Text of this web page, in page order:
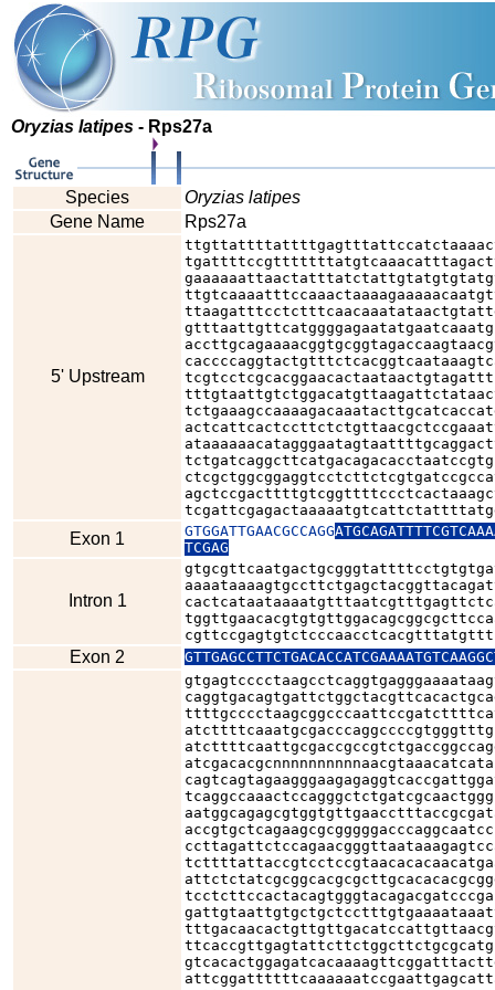
Oryzias latipes - Rps27a
Species
Oryzias latipes
Gene Name
Rps27a
5' Upstream
Exon 1 GTGGATTGAACGCCAGG
TCGAG
Intron 1
Exon 2